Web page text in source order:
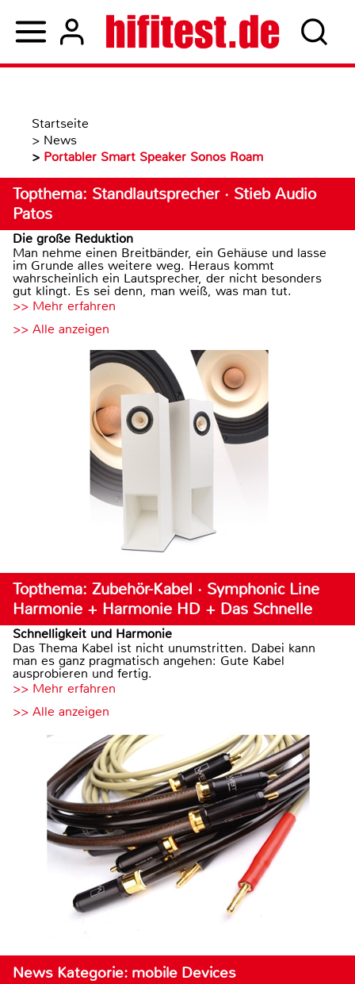
Startseite
> News
> Portabler Smart Speaker Sonos Roam
Topthema: Standlautsprecher · Stieb Audio
Patos
Die große Reduktion
Man nehme einen Breitbänder, ein Gehäuse und lasse
im Grunde alles weitere weg. Heraus kommt
wahrscheinlich ein Lautsprecher, der nicht besonders
gut klingt. Es sei denn, man weiß, was man tut.
>> Mehr erfahren
>> Alle anzeigen
Topthema: Zubehör-Kabel · Symphonic Line
Harmonie + Harmonie HD + Das Schnelle
Schnelligkeit und Harmonie
Das Thema Kabel ist nicht unumstritten. Dabei kann
man es ganz pragmatisch angehen: Gute Kabel
ausprobieren und fertig.
>> Mehr erfahren
>> Alle anzeigen
News Kategorie: mobile Devices